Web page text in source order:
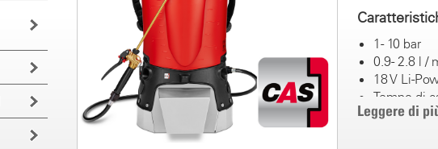
1 - 10 bar
0.9 - 2.8 l /
18 V Li-
Tempo di
Leggere di